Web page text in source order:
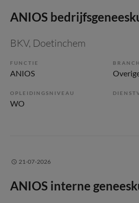
ANIOS
BKV, Doetinchem
FUNCTIE
ANIOS
OPLEIDINGSNIVEAU
WO
21-07-2026
ANIOS interne